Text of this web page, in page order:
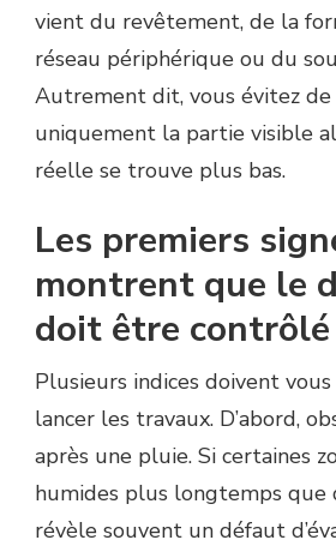
vient du revêtement, de la
réseau périphérique ou du
Autrement dit, vous évitez de
uniquement la partie visible
réelle se trouve plus bas.
Les premiers
montrent que le
doit être contrôlé
Plusieurs indices doivent
lancer les travaux. D’abord,
après une pluie. Si certaines
humides plus longtemps que
révèle souvent un défaut